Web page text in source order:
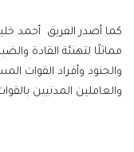
كما أصدر الفريق أحمد
مماثلًا لتهنئة القادة
والجنود وأفراد القوات
والعاملين المدنيين